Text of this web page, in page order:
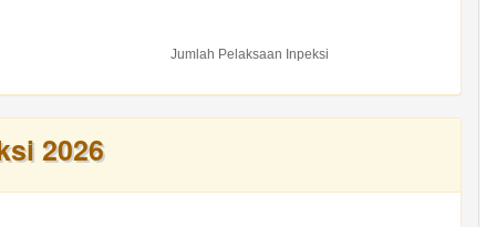
Jumlah Pelaksaan Inpeksi
2026